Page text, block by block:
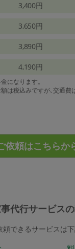
3,400円
3,650円
3,890円
4,190円
になります。
は税込みですが､交通費
代行サービス
頼できるサービスは下